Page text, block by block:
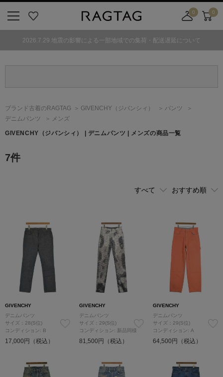
気
0
舗
カ
0
2026.7.29 地震の影響による一部地域での集荷・配送遅延について
ブランド古着のRAGTAG GIVENCHY （ジバンシィ）
パンツ
デニムパンツ
メンズ
GIVENCHY （ジバンシィ） | デニムパンツ | メンズの商品一覧
7件
GIVENCHY
デニムパンツ
サイズ：28(S位)
コンディション: B
17,000円（税込）
GIVENCHY
デニムパンツ
サイズ：29(S位)
コンディション: 新品同様
81,500円（税込）
GIVENCHY
デニムパンツ
サイズ：29(S位)
コンディション: A
64,500円（税込）